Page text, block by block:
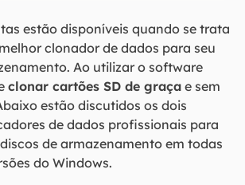
estão disponíveis quando se trata
clonador de dados para seu
Ao utilizar o software
clonar cartões SD de graçae sem
estão discutidos os dois
de dados profissionais para
de armazenamento em todas
do Windows.